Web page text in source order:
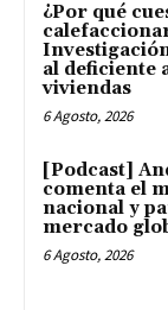
¿Por qué
al deficiente
viviendas
6 Agosto, 2026
[Podcast]
comenta el
nacional y
mercado
6 Agosto, 2026